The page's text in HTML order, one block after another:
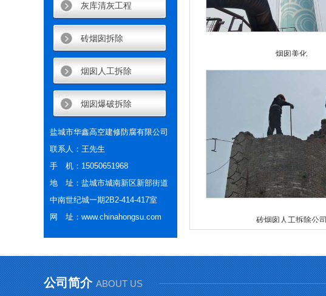
灰库清灰工程
砖烟囱拆除
烟囱人工拆除
烟囱爆破拆除
盐城市华鑫高空建修防腐有限公司
联系人：王先生
手 机：15050651968
地 址：盐城市城南新区新部街道
中南世纪城一期2B2-414-417室
网 址：www.chinahongsu.com
烟囱美化
砖烟囱人工拆除公司
公司简介ABOUT US